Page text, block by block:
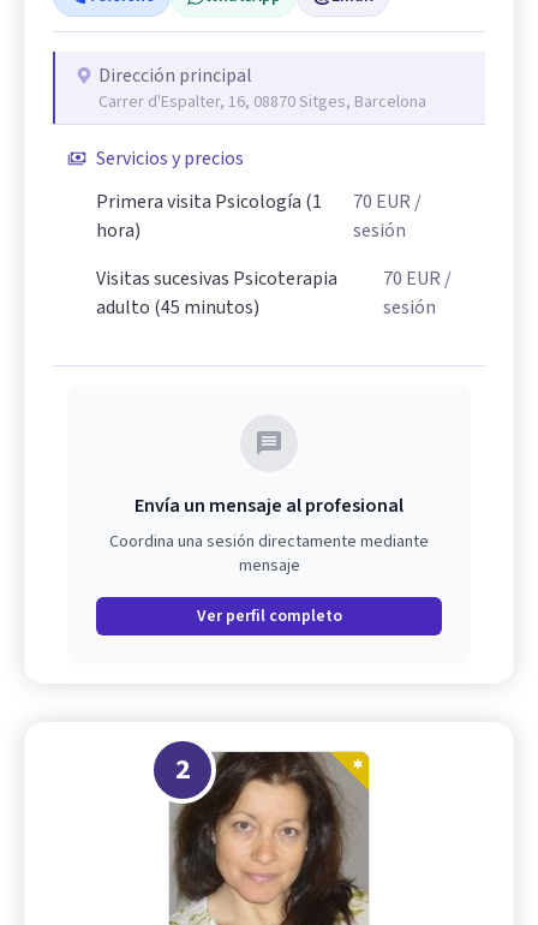
Dirección principal
Carrer d'Espalter, 16, 08870 Sitges, Barcelona
Servicios y precios
Primera visita Psicología (1
hora)
70 EUR /
sesión
Visitas sucesivas Psicoterapia
adulto (45 minutos)
70 EUR /
sesión
Envía un mensaje al profesional
Coordina una sesión directamente mediante
mensaje
Ver perfil completo
2